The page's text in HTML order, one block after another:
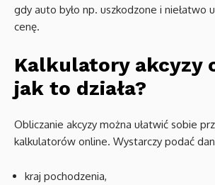
gdy auto było np. uszkodzone i niełatwo
cenę.
Kalkulatory akcyzy
jak to działa?
Obliczanie akcyzy można ułatwić sobie
kalkulatorów online. Wystarczy podać
kraj pochodzenia,